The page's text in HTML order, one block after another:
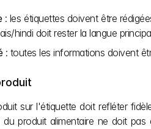
: les étiquettes doivent être
hindi doit rester la langue
: toutes les informations doivent
sur l'étiquette doit refléter
du produit alimentaire ne doit